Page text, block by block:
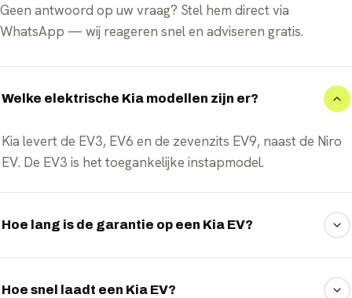
Geen antwoord op uw vraag? Stel hem direct via
WhatsApp — wij reageren snel en adviseren gratis.
Welke elektrische Kia modellen zijn er?
Kia levert de EV3, EV6 en de zevenzits EV9, naast de Niro
EV. De EV3 is het toegankelijke instapmodel.
Hoe lang is de garantie op een Kia EV?
accu (tot een bepaald kilometrage). Dat is uniek in de
Hoe snel laadt een Kia EV?